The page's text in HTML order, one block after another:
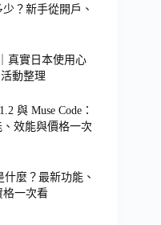
？新手從開戶、
真實日本使用心
動整理
與 Muse Code：
效能與價格一次
什麼？最新功能、
格一次看